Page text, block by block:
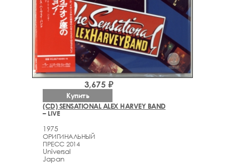
(CD) SENSATIONAL ALEX HARVEY BAND
– LIVE
1975
ОРИГИНАЛЬНЫЙ
ПРЕСС 2014
Universal
Japan
3,675 ₽
Купить